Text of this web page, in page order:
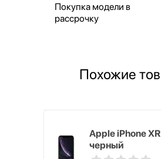
Покупка модели в
рассрочку
Похожие
Apple iPhone
черный